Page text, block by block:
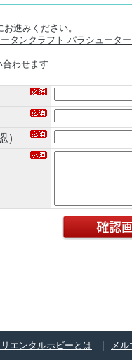
進みください。
タンクラフト パラシュータ
合わせます
エンタルホビーとは メ